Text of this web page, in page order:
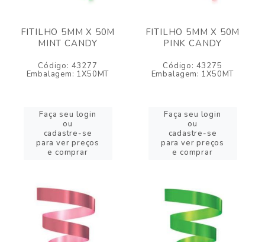
FITILHO 5MM X 50M
MINT CANDY
Código: 43277
Embalagem: 1X50MT
Faça seu login
ou
cadastre-se
para ver preços
e comprar
FITILHO 5MM X 50M
PINK CANDY
Código: 43275
Embalagem: 1X50MT
Faça seu login
ou
cadastre-se
para ver preços
e comprar